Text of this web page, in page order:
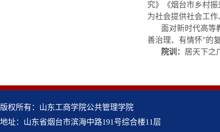
究》《烟台市乡村
为社会提供社会工
面对新时代高等
善治理、有情怀”的
院训： 居天下之
版权所有：山东工商学院公共管理学院
地址：山东省烟台市滨海中路191号综合楼11层